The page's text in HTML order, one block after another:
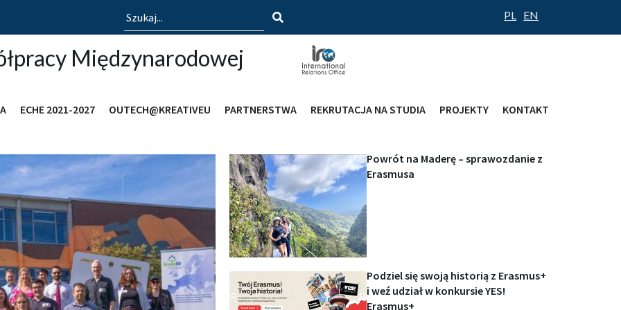
Szukaj PL EN
Międzynarodowej
ECHE 2021-2027 OUTECH@KREATIVEU PARTNERSTWA REKRUTACJA NA STUDIA PROJEKTY KONTAKT
Politechniki Opolskiej Powrót na Maderę – sprawozdanie z
Erasmusa
Podziel się swoją historią z Erasmus+
i weź udział w konkursie YES!
Erasmus+